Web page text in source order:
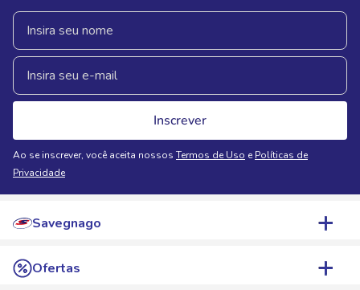
Inscrever
Ao se inscrever, você aceita nossos Termos de Uso e Políticas de
Privacidade
Savegnago
Quem Somos
Ofertas